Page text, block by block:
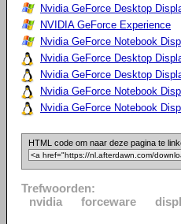
Nvidia GeForce Desktop
NVIDIA GeForce Experience
Nvidia GeForce Notebook
Nvidia GeForce Desktop
Nvidia GeForce Desktop
Nvidia GeForce Notebook
Nvidia GeForce Notebook
HTML code om naar deze pagina te
Trefwoorden:
nvidia
forceware